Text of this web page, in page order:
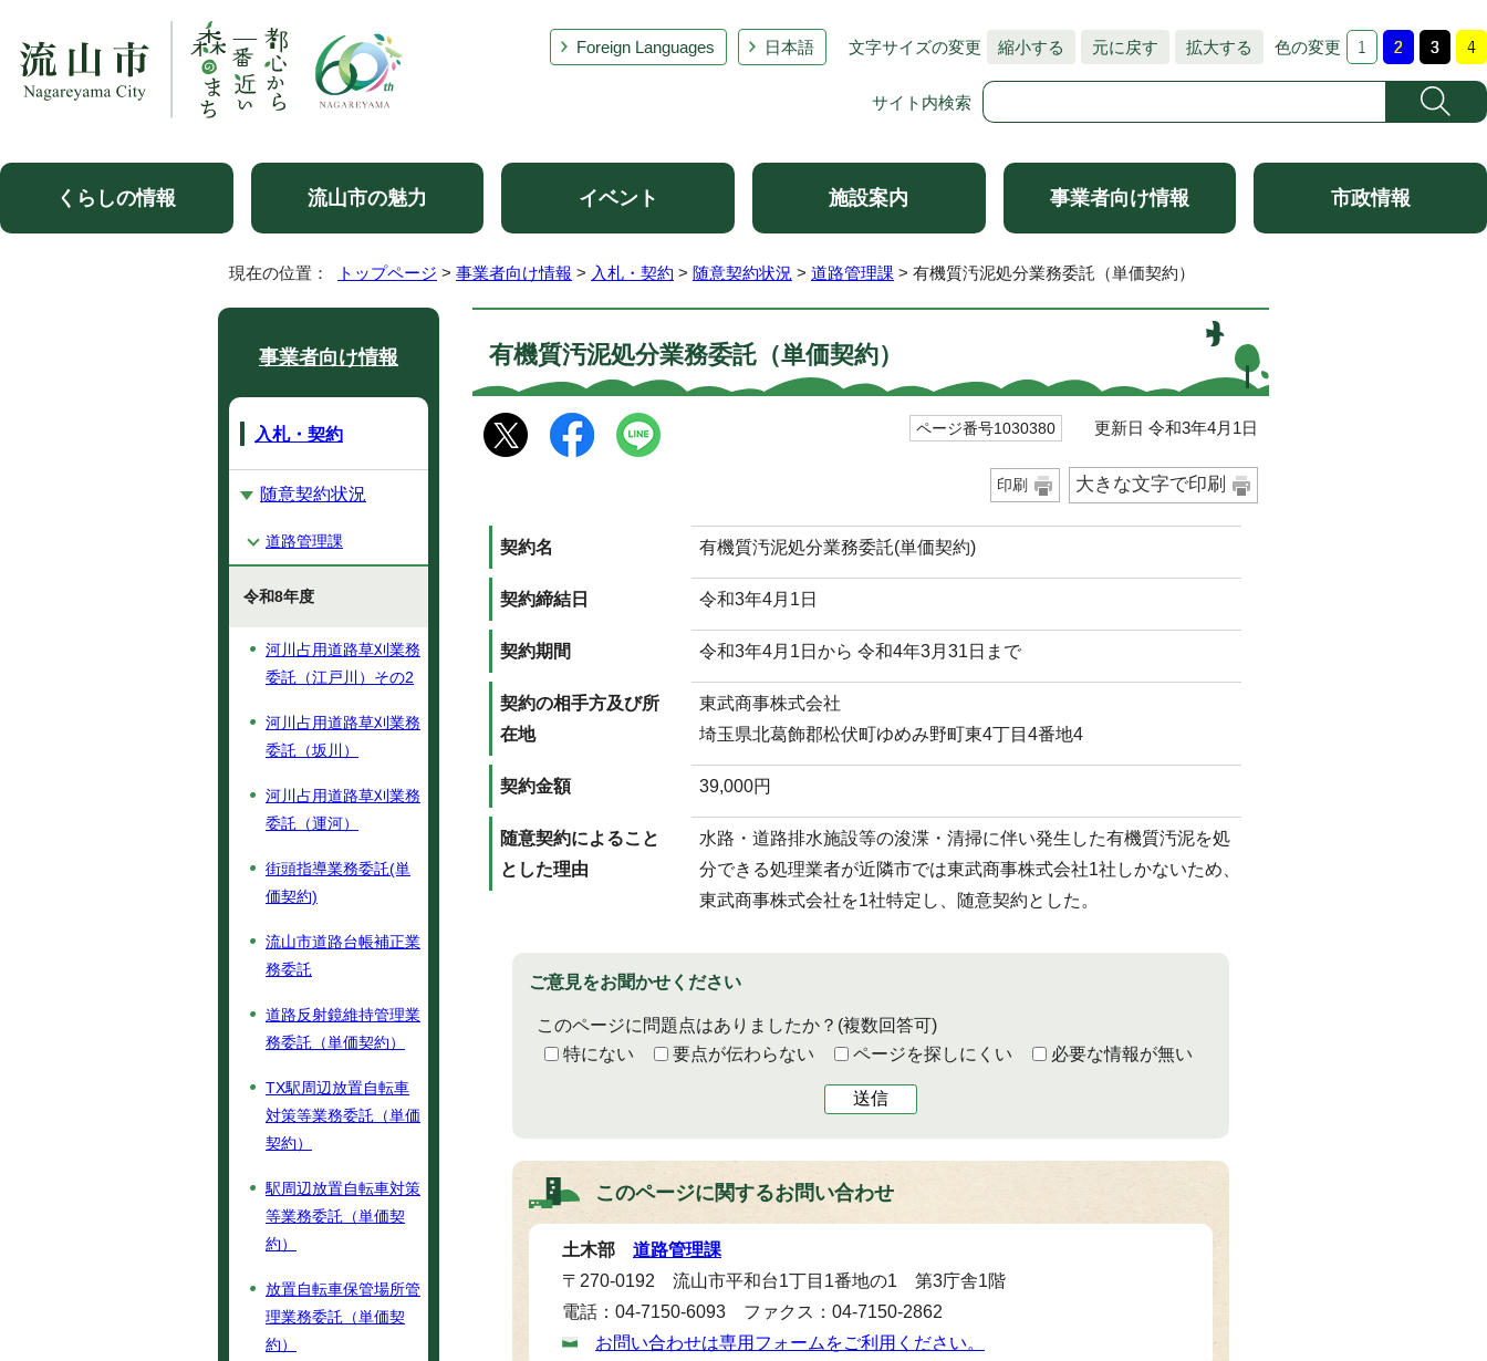
Foreign Languages 日本語 文字サイズの変更 縮小する 元に戻す 拡大する 色の変更
サイト内検索
くらしの情報 流山市の魅力 イベント 施設案内 事業者向け情報 市政情報
現在の位置： トップページ > 事業者向け情報 > 入札・契約 > 随意契約状況 > 道路管理課 > 有機質汚泥処分業務委託（単価契約）
有機質汚泥処分業務委託（単価契約）
ページ番号1030380 更新日 令和3年4月1日
印刷 大きな文字で印刷
契約名 有機質汚泥処分業務委託(単価契約)
契約締結日 令和3年4月1日
契約期間 令和3年4月1日から 令和4年3月31日まで
契約の相手方及び所
在地
東武商事株式会社
埼玉県北葛飾郡松伏町ゆめみ野町東4丁目4番地4
契約金額 39,000円
随意契約によること
とした理由
水路・道路排水施設等の浚渫・清掃に伴い発生した有機質汚泥を処
分できる処理業者が近隣市では東武商事株式会社1社しかないため、
東武商事株式会社を1社特定し、随意契約とした。
ご意見をお聞かせください
このページに問題点はありましたか？ (複数回答可)
特にない
要点が伝わらない ページを探しにくい 必要な情報が無い
送信
このページに関するお問い合わせ
土木部 道路管理課
〒270-0192 流山市平和台1丁目1番地の1 第3庁舎1階
電話：04-7150-6093 ファクス：04-7150-2862
お問い合わせは専用フォームをご利用ください。
事業者向け情報
入札・契約
随意契約状況
道路管理課
令和8年度
河川占用道路草刈業務
委託（江戸川）その2
河川占用道路草刈業務
委託（坂川）
河川占用道路草刈業務
委託（運河）
街頭指導業務委託(単
価契約)
流山市道路台帳補正業
務委託
道路反射鏡維持管理業
務委託（単価契約）
TX駅周辺放置自転車
対策等業務委託（単価
契約）
駅周辺放置自転車対策
等業務委託（単価契
約）
放置自転車保管場所管
理業務委託（単価契
約）